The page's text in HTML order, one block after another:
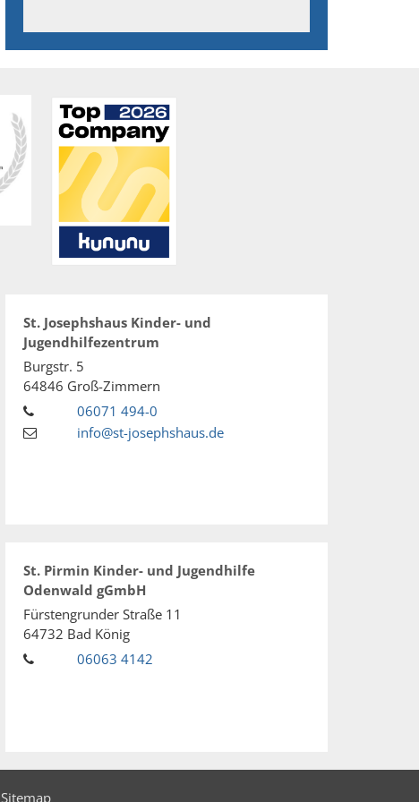
St. Josephshaus Kinder- und
Jugendhilfezentrum
Burgstr. 5
64846 Groß-Zimmern
06071 494-0
info@st-josephshaus.de
St. Pirmin Kinder- und Jugendhilfe
Odenwald gGmbH
Fürstengrunder Straße 11
64732 Bad König
06063 4142
Sitemap